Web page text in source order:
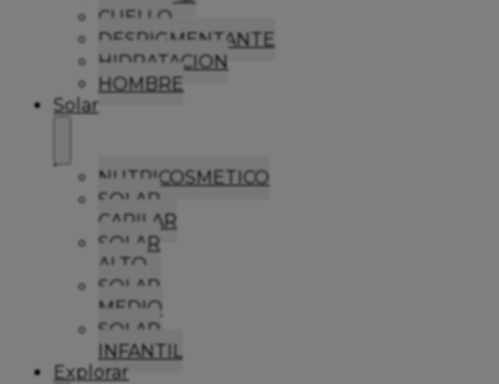
CUELLO
DESPIGMENTANTE
HIDRATACION
HOMBRE
Solar
NUTRICOSMETICO
SOLAR
CAPILAR
SOLAR
ALTO
SOLAR
MEDIO
SOLAR
INFANTIL
Explorar